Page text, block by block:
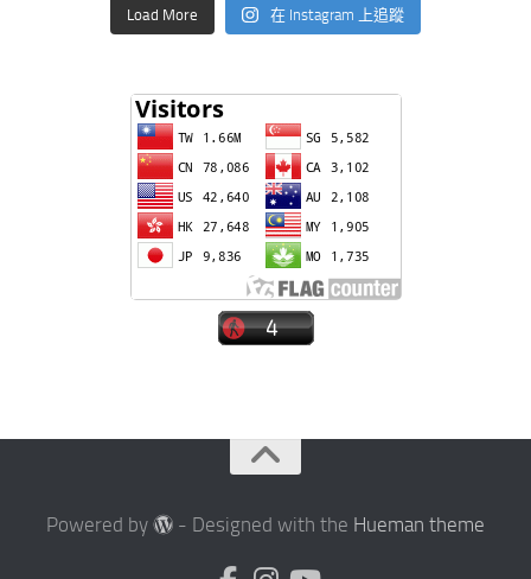
Load More 在 Instagram 上追蹤
Powered by - Designed with the Hueman theme